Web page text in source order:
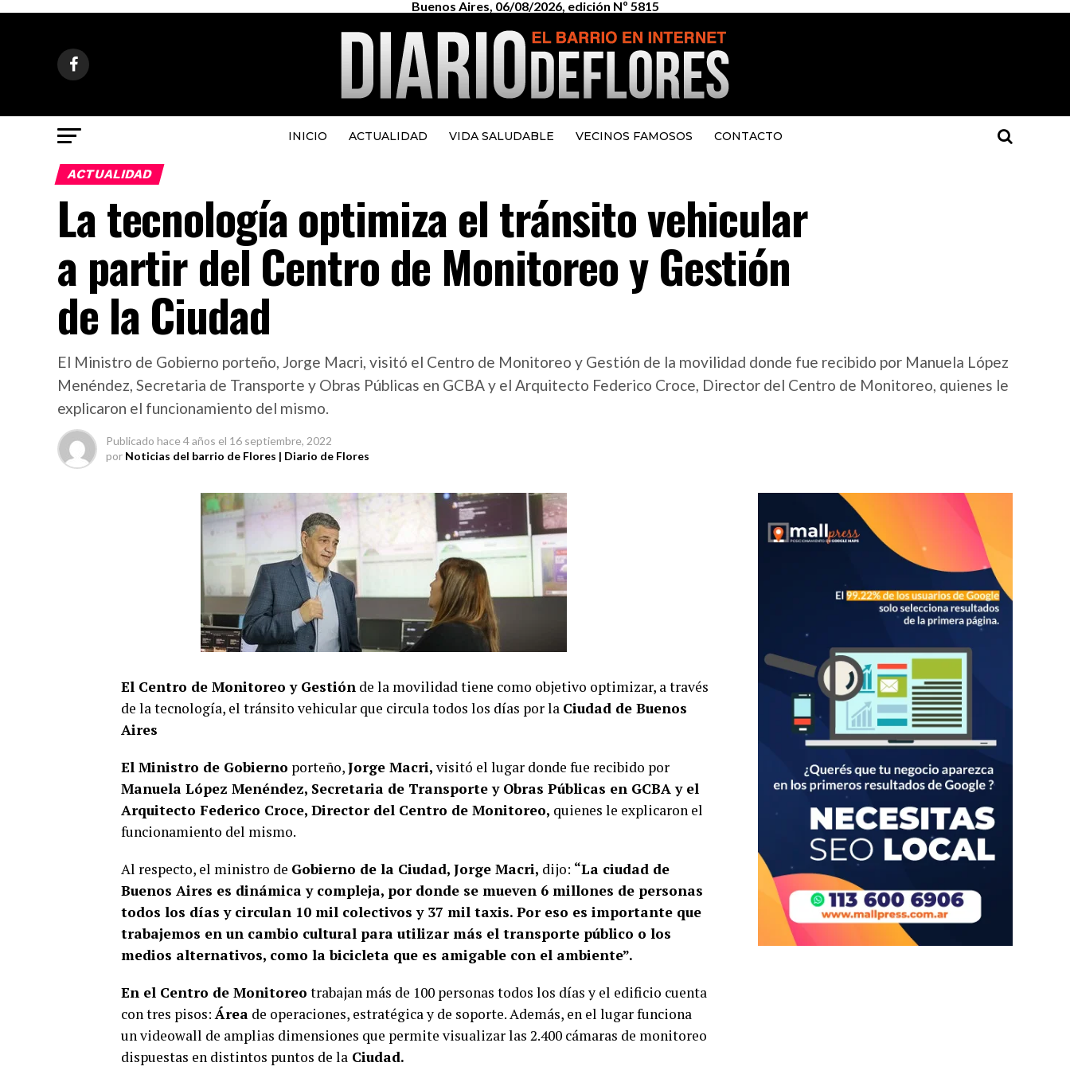
Buenos Aires, 06/08/2026, edición Nº 5815
INICIO ACTUALIDAD VIDA SALUDABLE VECINOS FAMOSOS CONTACTO
ACTUALIDAD
La tecnología optimiza el tránsito vehicular
a partir del Centro de Monitoreo y Gestión
de la Ciudad
El Ministro de Gobierno porteño, Jorge Macri, visitó el Centro de Monitoreo y Gestión de la movilidad donde fue recibido por Manuela López
Menéndez, Secretaria de Transporte y Obras Públicas en GCBA y el Arquitecto Federico Croce, Director del Centro de Monitoreo, quienes le
explicaron el funcionamiento del mismo.
Publicado hace 4 años el 16 septiembre, 2022
por Noticias del barrio de Flores | Diario de Flores
El Centro de Monitoreo y Gestión de la movilidad tiene como objetivo optimizar, a través
de la tecnología, el tránsito vehicular que circula todos los días por la Ciudad de Buenos
Aires
El Ministro de Gobierno porteño,Jorge Macri, visitó el lugar donde fue recibido por
Manuela López Menéndez, Secretaria de Transporte y Obras Públicas en GCBA y el
Arquitecto Federico Croce, Director del Centro de Monitoreo, quienes le explicaron el
funcionamiento del mismo.
Al respecto, el ministro de Gobierno de la Ciudad, Jorge Macri, dijo: “La ciudad de
Buenos Aires es dinámica y compleja, por donde se mueven 6 millones de personas
todos los días y circulan 10 mil colectivos y 37 mil taxis. Por eso es importante que
trabajemos en un cambio cultural para utilizar más el transporte público o los
medios alternativos, como la bicicleta que es amigable con el ambiente”.
En el Centro de Monitoreo trabajan más de 100 personas todos los días y el edificio cuenta
con tres pisos:Área de operaciones, estratégica y de soporte. Además, en el lugar funciona
un videowall de amplias dimensiones que permite visualizar las 2.400 cámaras de monitoreo
dispuestas en distintos puntos de la Ciudad.